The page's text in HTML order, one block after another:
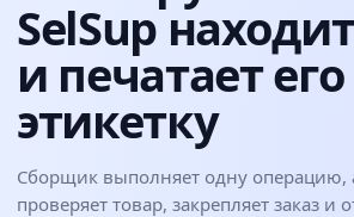
SelSup
и печатает его
этикетку
Сборщик выполняет одну операцию,
проверяет товар, закрепляет заказ и